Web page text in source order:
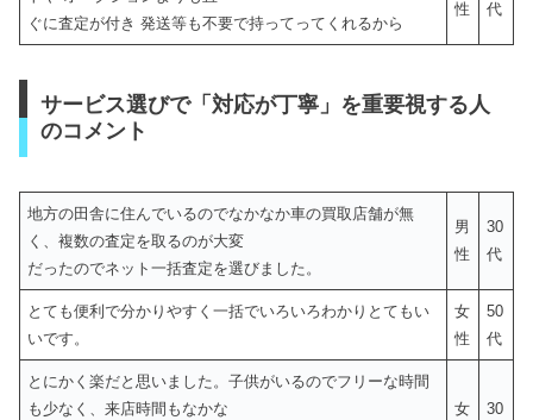
ぐに査定が付き 発送等も不要で持ってってくれるから
性
代
サービス選びで「対応が丁寧」を重要視する人
のコメント
地方の田舎に住んでいるのでなかなか車の買取店舗が無
く、複数の査定を取るのが大変
だったのでネット一括査定を選びました。
男
性
30
代
とても便利で分かりやすく一括でいろいろわかりとてもい
いです。
女
性
50
代
とにかく楽だと思いました。子供がいるのでフリーな時間
も少なく、来店時間もなかな
女
30